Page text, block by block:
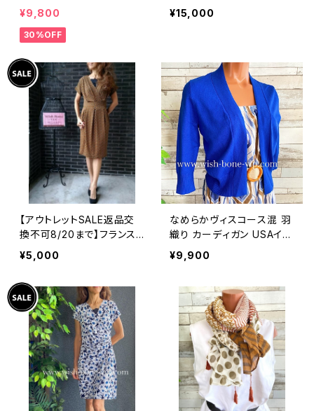
ズリング SILVER925 フェザ
ーリング ナバホ族 インディ
アンジュエリー 太め 指輪
¥9,800
30%OFF
ルリング ブラックストーン
指輪
¥15,000
【アウトレットSALE返品交
換不可8/20まで】フランス
製インポートワンピース｜L
ONNKEL PARIS クラシカ
ツ ワンピース/ブラウン系
¥5,000
なめらかヴィスコース混 羽
織り カーディガン USAイン
ポート/ブルー
¥9,900